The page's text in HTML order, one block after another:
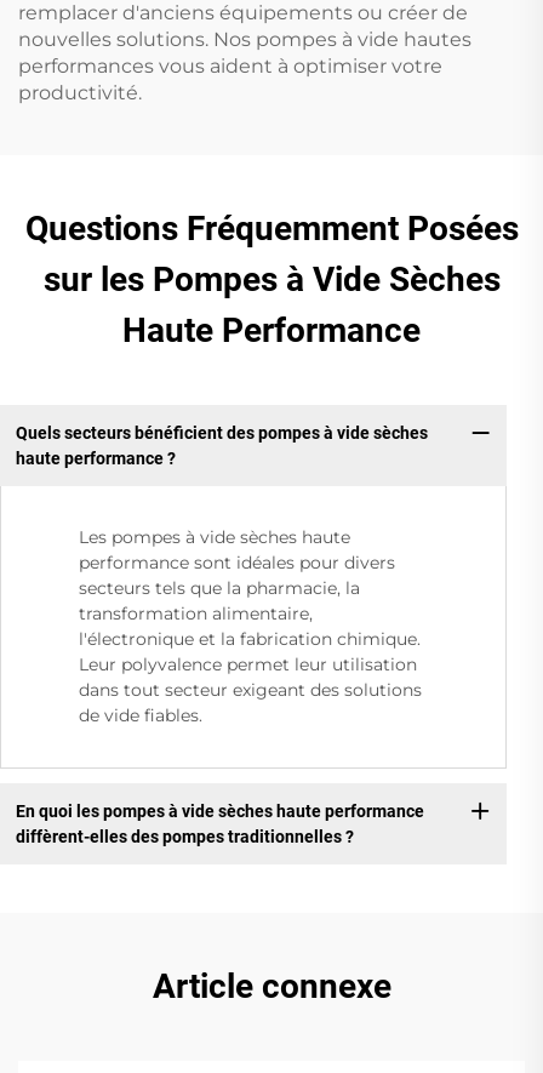
remplacer d'anciens équipements ou créer de
nouvelles solutions. Nos pompes à vide hautes
performances vous aident à optimiser votre
productivité.
Questions Fréquemment Posées
sur les Pompes à Vide Sèches
Haute Performance
Quels secteurs bénéficient des pompes à vide sèches
haute performance ?
Les pompes à vide sèches haute
performance sont idéales pour divers
secteurs tels que la pharmacie, la
transformation alimentaire,
l'électronique et la fabrication chimique.
Leur polyvalence permet leur utilisation
dans tout secteur exigeant des solutions
de vide fiables.
En quoi les pompes à vide sèches haute performance
diffèrent-elles des pompes traditionnelles ?
Article connexe